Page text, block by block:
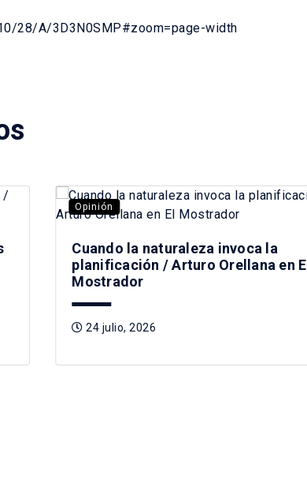
28/A/3D3N0SMP#zoom=page-width
Opinión
Cuando la naturaleza invoca la
planificación / Arturo Orellana en El
Mostrador
24 julio, 2026